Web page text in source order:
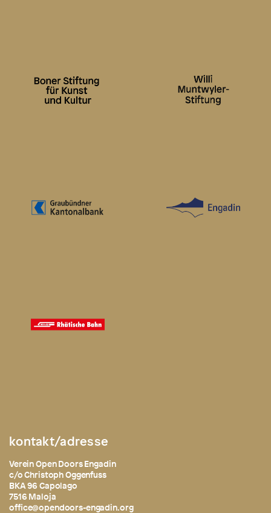
kontakt/adresse
Verein Open Doors Engadin
c/o Christoph Oggenfuss
BKA 96 Capolago
7516 Maloja
office@opendoors-engadin.org